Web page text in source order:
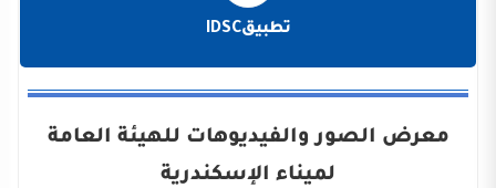
تطبيقIDSC
معرض الصور والفيديوهات للهيئة العامة
لميناء الإسكندرية